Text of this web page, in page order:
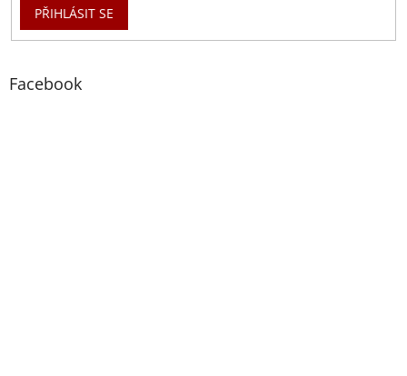
PŘIHLÁSIT SE
Facebook